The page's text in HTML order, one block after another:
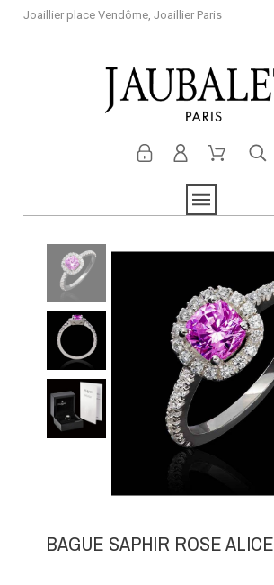
Joaillier place Vendôme, Joaillier Paris
BAGUE SAPHIR ROSE ALICE